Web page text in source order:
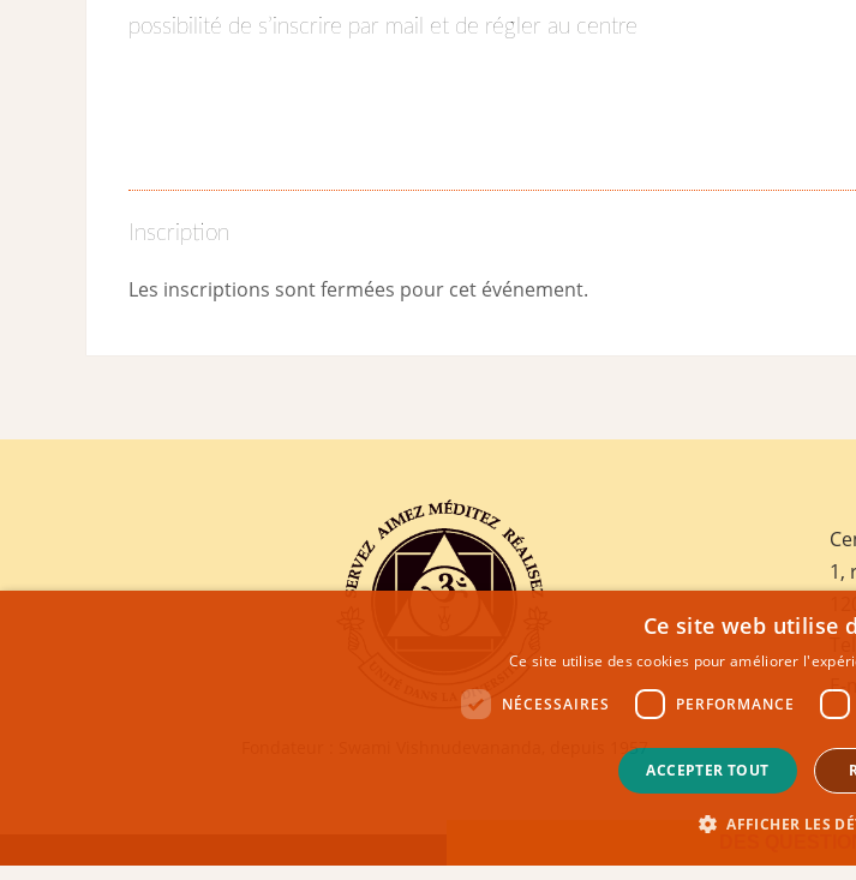
possibilité de s’inscrire par mail et de régler au centre
Inscription
Les inscriptions sont fermées pour cet événement.
Fondateur : Swami Vishnudevananda, depuis 1957
1,
E-
Ce site web utilise
Ce site utilise des cookies pour améliorer
NÉCESSAIRES PERFORMANCE
ACCEPTER TOUT
AFFICHER LES